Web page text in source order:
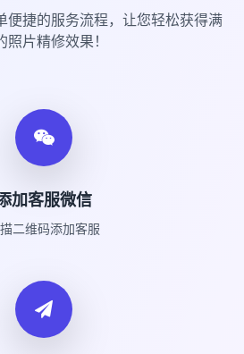
便捷的服务流程，让您轻松获得满
照片精修效果！
加客服微信
二维码添加客服